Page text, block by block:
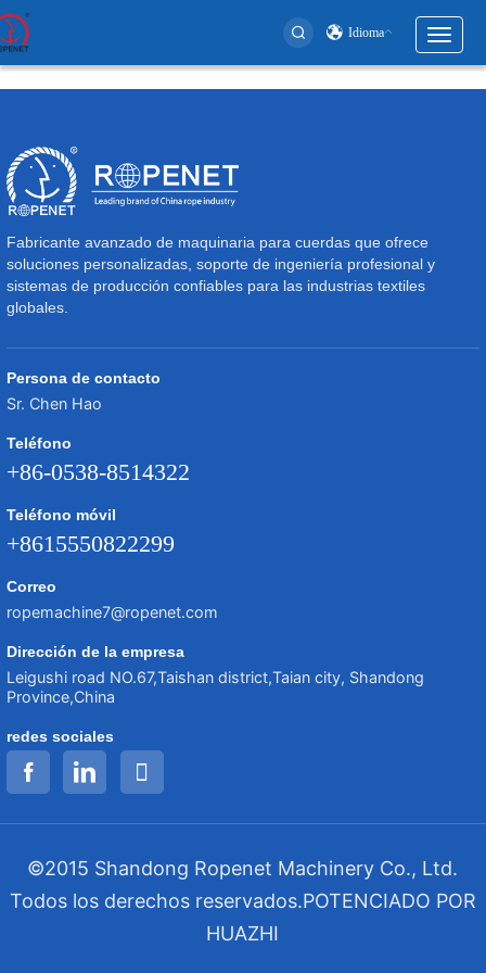
Idioma
Toggle
User
menu
Fabricante avanzado de maquinaria para cuerdas que ofrece
soluciones personalizadas, soporte de ingeniería profesional y
sistemas de producción confiables para las industrias textiles
globales.
Persona de contacto
Sr. Chen Hao
Teléfono
+86-0538-8514322
Teléfono móvil
+8615550822299
Correo
ropemachine7@ropenet.com
Dirección de la empresa
Leigushi road NO.67,Taishan district,Taian city, Shandong
Province,China
redes sociales
©2015 Shandong Ropenet Machinery Co., Ltd.
Todos los derechos reservados.POTENCIADO POR
HUAZHI